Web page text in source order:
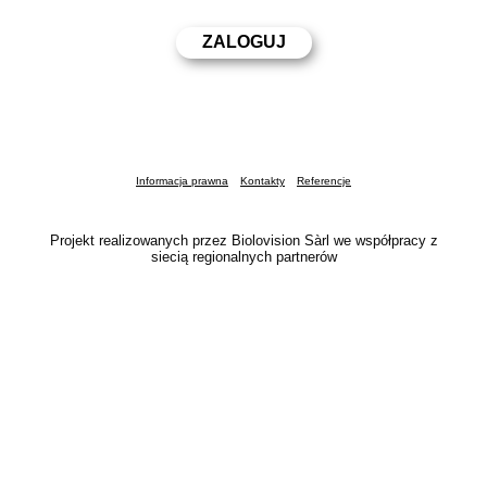
Informacja prawna Kontakty Referencje
Projekt realizowanych przez Biolovision Sàrl we współpracy z
siecią regionalnych partnerów